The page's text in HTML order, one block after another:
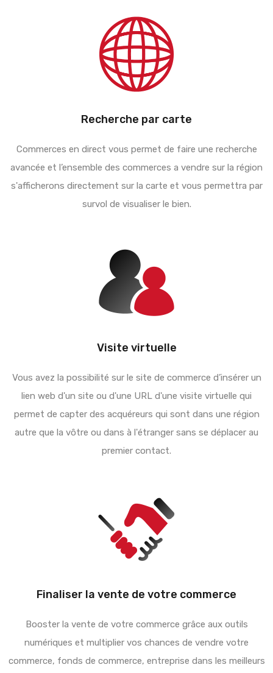
Recherche par carte
Commerces en direct vous permet de faire une recherche
avancée et l’ensemble des commerces a vendre sur la région
s'afficherons directement sur la carte et vous permettra par
survol de visualiser le bien.
Visite virtuelle
Vous avez la possibilité sur le site de commerce d’insérer un
lien web d'un site ou d'une URL d'une visite virtuelle qui
permet de capter des acquéreurs qui sont dans une région
autre que la vôtre ou dans à l'étranger sans se déplacer au
premier contact.
Finaliser la vente de votre commerce
Booster la vente de votre commerce grâce aux outils
numériques et multiplier vos chances de vendre votre
commerce, fonds de commerce, entreprise dans les meilleurs